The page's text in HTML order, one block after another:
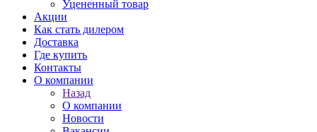
Уцененный товар
Акции
Как стать дилером
Доставка
Где купить
Контакты
О компании
Назад
О компании
Новости